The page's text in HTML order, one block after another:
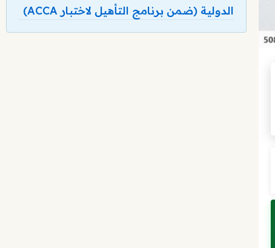
الدولية (ضمن برنامج التأهيل لاختبار ACCA)